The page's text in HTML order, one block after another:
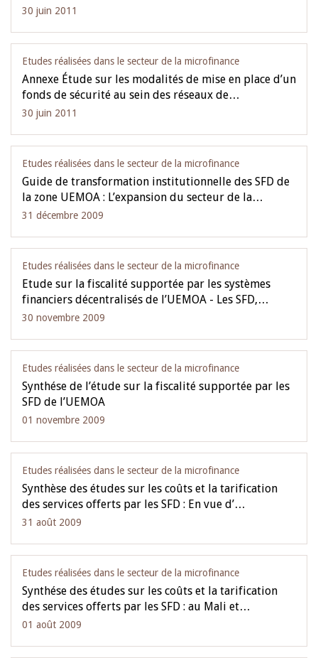
30 juin 2011
Etudes réalisées dans le secteur de la microfinance
Annexe Étude sur les modalités de mise en place d’un
fonds de sécurité au sein des réseaux de…
30 juin 2011
Etudes réalisées dans le secteur de la microfinance
Guide de transformation institutionnelle des SFD de
la zone UEMOA : L’expansion du secteur de la…
31 décembre 2009
Etudes réalisées dans le secteur de la microfinance
Etude sur la fiscalité supportée par les systèmes
financiers décentralisés de l’UEMOA - Les SFD,…
30 novembre 2009
Etudes réalisées dans le secteur de la microfinance
Synthése de l’étude sur la fiscalité supportée par les
SFD de l’UEMOA
01 novembre 2009
Etudes réalisées dans le secteur de la microfinance
Synthèse des études sur les coûts et la tarification
des services offerts par les SFD : En vue d’…
31 août 2009
Etudes réalisées dans le secteur de la microfinance
Synthése des études sur les coûts et la tarification
des services offerts par les SFD : au Mali et…
01 août 2009